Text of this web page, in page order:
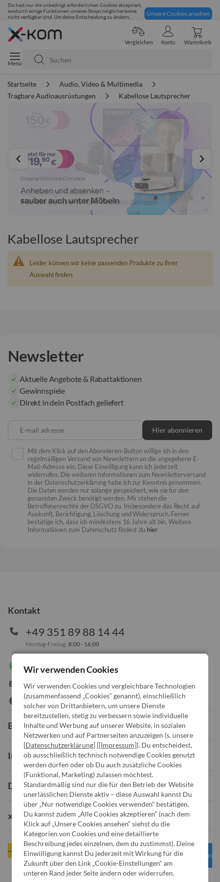
Du hast nur die unbedingt erforderlichen Cookies akzeptiert,
wodurch einige Funktionen unseres Shops möglicherweise
nicht verfügbar sind. Um deine Entscheidung zu ändern,
Unsere Cookies ansehen
95% positives Feedback
Suche
Vergleichen Konto Warenkorb
Startseite
Audio, Video & Multimedia
Tragbare Audioausrüstungen
Kabellose Lautsprecher
Kabellose Lautsprecher
Leider können wir keine passenden Produkte zu ihrer
Auswahl finden.
Newsletter
Aktuelle Angebote & Rabattaktionen
Gewinnspiele
Direkt in dein Postfach geliefert
E-mail adresse Hier abonnieren
Mit dem Klick auf den Abonnieren-Button willige ich in den
regelmäßigen Versand von Newslettern an die angegebene E-
Mail-Adresse ein. Diese Einwilligung kann ich jederzeit
widerrufen. Die weiteren Informationen zum Newsletterversand
in der Datenschutzerklärung habe ich zur Kenntnis genommen.
Die Daten werden nur solange gespeichert, wie sie für den
genannten Zweck benötigt werden. Mir stehen die
Betroffenenrechte der DSGVO zu. Insbesondere das Recht auf
Auskunft, Berichtigung, Löschung und Widerspruch. Ferner
bestätige ich, dass ich mindestens 16 Jahre alt bin. Weitere
Informationen zum Datenschutz findest du hier
Kontakt
+49 351 89 88 14 44
Montag-Freitag: 8:00 - 16:00
WhatsApp Chat
info@x-kom.de
Bestellung
Informationen
Dein Konto
x-kom
Unsere
Wir verwenden Cookies
Wir verwenden Cookies und vergleichbare Technologien
(zusammenfassend „Cookies“ genannt), einschließlich
solcher von Drittanbietern, um unsere Dienste
bereitzustellen, stetig zu verbessern sowie individuelle
Inhalte und Werbung auf unserer Website, in sozialen
Netzwerken und auf Partnerseiten anzuzeigen (s. unsere
[Datenschutzerklärung] [[Impressum]). Du entscheidest,
ob ausschließlich technisch notwendige Cookies genutzt
werden dürfen oder ob Du auch zusätzliche Cookies
(Funktional, Marketing) zulassen möchtest.
Standardmäßig sind nur die für den Betrieb der Website
unerlässlichen Dienste aktiv – diese Auswahl kannst Du
über „Nur notwendige Cookies verwenden“ bestätigen.
Du kannst zudem „Alle Cookies akzeptieren“ (nach dem
Klick auf „Unsere Cookies ansehen“ siehst du die
Kategorien von Cookies und eine detaillierte
Beschreibung jedes einzelnen, dem du zustimmst). Deine
Einwilligung kannst Du jederzeit mit Wirkung für die
Zukunft über den Link „Cookie-Einstellungen“ am
unteren Rand jeder Seite ändern oder widerrufen.